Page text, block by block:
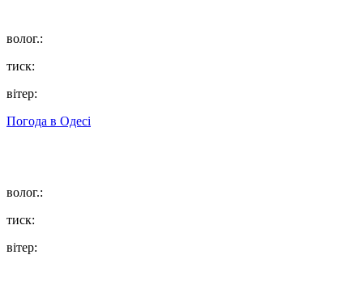
волог.:
тиск:
вітер:
Погода в Одесі
волог.:
тиск:
вітер: